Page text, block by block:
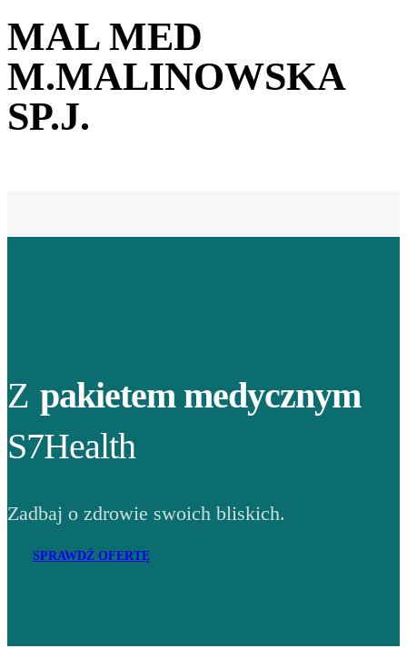
MAL MED
M.MALINOWSKA
SP.J.
Z pakietem medycznym
S7Health
Zadbaj o zdrowie swoich bliskich.
SPRAWDŹ OFERTĘ